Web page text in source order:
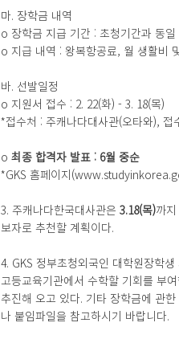
마. 장학금 내역
o 장학금 지급 기간 : 초청기간과 동일
o 지급 내역 : 왕복항공료, 월 생활비
바. 선발일정
o 지원서 접수 : 2. 22(화) - 3. 18(목)
*접수처 : 주캐나다대사관(오타와),
o 최종 합격자 발표 : 6월 중순
*GKS 홈페이지
3. 주캐나다한국대사관은 3.18(목)까
보자로 추천할 계획이다.
4. GKS 정부초청외국인 대학원장학생
고등교육기관에서 수학할 기회를 부
추진해 오고 있다. 기타 장학금에 관
나 붙임파일을 참고하시기 바랍니다.